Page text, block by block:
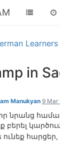
in
Manukyan9 Mar
նրանց
բերել
ունեք